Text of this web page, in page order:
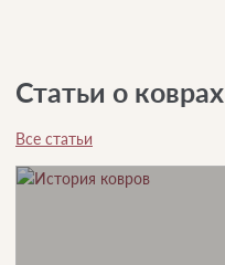
Статьи о коврах
Все статьи